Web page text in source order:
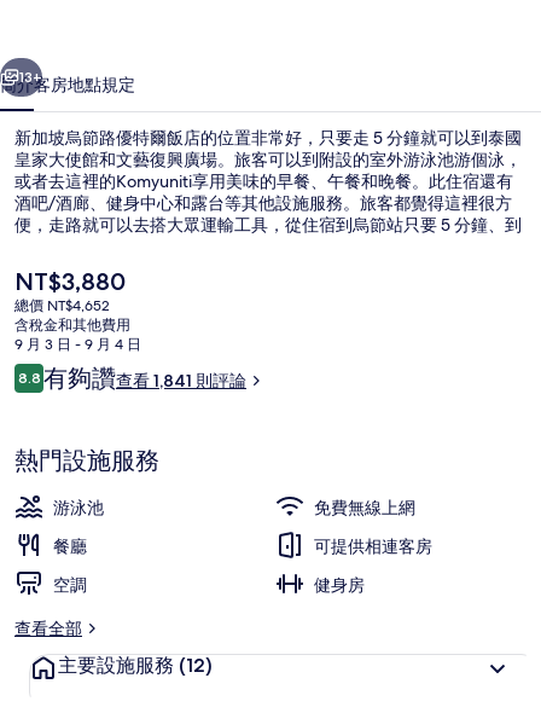
特
爾
飯
店
的
相
片
集
個 下一個
13+
簡介客房地點規定
新加坡烏節路優特爾飯店的位置非常好，只要走 5 分鐘就可以到泰國
皇家大使館和文藝復興廣場。旅客可以到附設的室外游泳池游個泳，
或者去這裡的Komyuniti享用美味的早餐、午餐和晚餐。此住宿還有
酒吧/酒廊、健身中心和露台等其他設施服務。旅客都覺得這裡很方
便，走路就可以去搭大眾運輸工具，從住宿到烏節站只要 5 分鐘、到
目
前
的
價
格
是
NT$3,880
總價 NT$4,652
含稅金和其他費用
9 月 3 日 - 9 月 4 日
評
論
8.88.8 分，滿分 10 分，
有夠讚查看 1,841 則評論
熱門設施服務
游泳池
免費無線上網
餐廳
可提供相連客房
空調
健身房
查看全部
主要設施服務 (12)